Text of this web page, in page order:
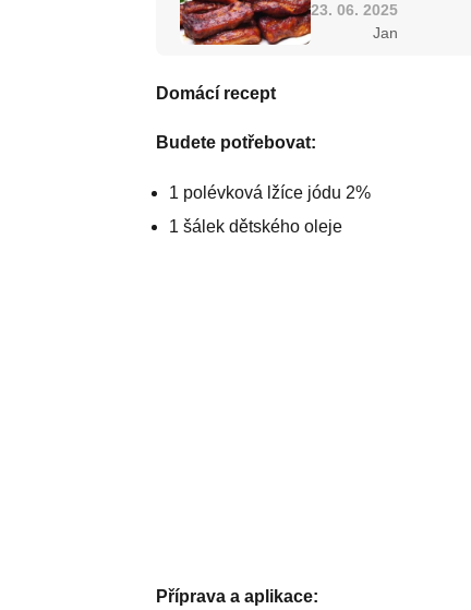
23. 06. 2025
Jan
Domácí recept
Budete potřebovat:
1 polévková lžíce jódu 2%
1 šálek dětského oleje
Příprava a aplikace: